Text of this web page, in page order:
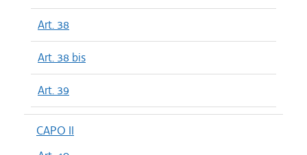
Art. 38
Art. 38 bis
Art. 39
CAPO II